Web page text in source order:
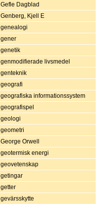
Gefle Dagblad
Genberg, Kjell E
genealogi
gener
genetik
genmodifierade livsmedel
genteknik
geografi
geografiska informationssystem
geografispel
geologi
geometri
George Orwell
geotermisk energi
geovetenskap
getingar
getter
gevärsskytte